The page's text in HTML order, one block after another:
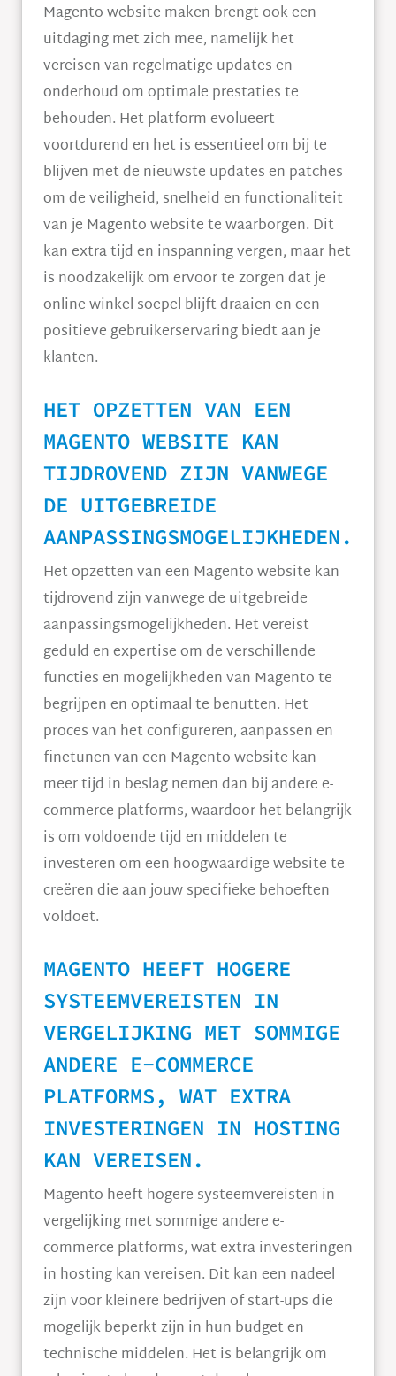
Magento website maken brengt ook een
uitdaging met zich mee, namelijk het
vereisen van regelmatige updates en
onderhoud om optimale prestaties te
behouden. Het platform evolueert
voortdurend en het is essentieel om bij te
blijven met de nieuwste updates en patches
om de veiligheid, snelheid en functionaliteit
van je Magento website te waarborgen. Dit
kan extra tijd en inspanning vergen, maar het
is noodzakelijk om ervoor te zorgen dat je
online winkel soepel blijft draaien en een
positieve gebruikerservaring biedt aan je
klanten.
HET OPZETTEN VAN EEN
MAGENTO WEBSITE KAN
TIJDROVEND ZIJN VANWEGE
DE UITGEBREIDE
AANPASSINGSMOGELIJKHEDEN.
Het opzetten van een Magento website kan
tijdrovend zijn vanwege de uitgebreide
aanpassingsmogelijkheden. Het vereist
geduld en expertise om de verschillende
functies en mogelijkheden van Magento te
begrijpen en optimaal te benutten. Het
proces van het configureren, aanpassen en
finetunen van een Magento website kan
meer tijd in beslag nemen dan bij andere e-
commerce platforms, waardoor het belangrijk
is om voldoende tijd en middelen te
investeren om een hoogwaardige website te
creëren die aan jouw specifieke behoeften
voldoet.
MAGENTO HEEFT HOGERE
SYSTEEMVEREISTEN IN
VERGELIJKING MET SOMMIGE
ANDERE E-COMMERCE
PLATFORMS, WAT EXTRA
INVESTERINGEN IN HOSTING
KAN VEREISEN.
Magento heeft hogere systeemvereisten in
vergelijking met sommige andere e-
commerce platforms, wat extra investeringen
in hosting kan vereisen. Dit kan een nadeel
zijn voor kleinere bedrijven of start-ups die
mogelijk beperkt zijn in hun budget en
technische middelen. Het is belangrijk om